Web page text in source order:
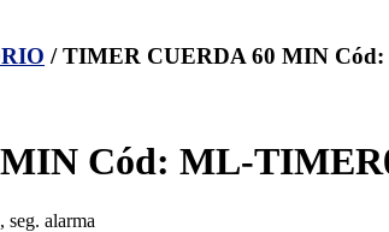
/ TIMER CUERDA 60 MIN
Cód: ML-
alarma